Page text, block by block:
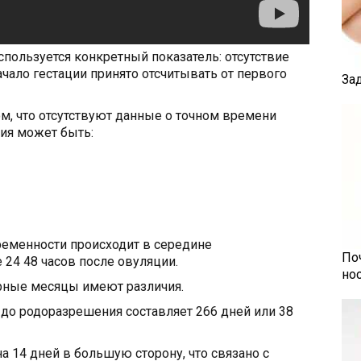
конкретный показатель: отсутствие
гестации принято отсчитывать от первого
что отсутствуют данные о точном времени
может быть:
происходит в середине
48 часов после овуляции.
месяцы имеют различия.
родоразрешения составляет 266 дней или 38
14 дней в большую сторону, что связано с